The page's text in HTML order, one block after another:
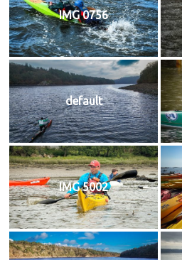
IMG 0756
default
IMG 5002